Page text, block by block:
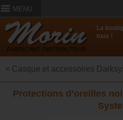
MENU
La
tous !
< Casque et accessoires
Protections d’oreilles